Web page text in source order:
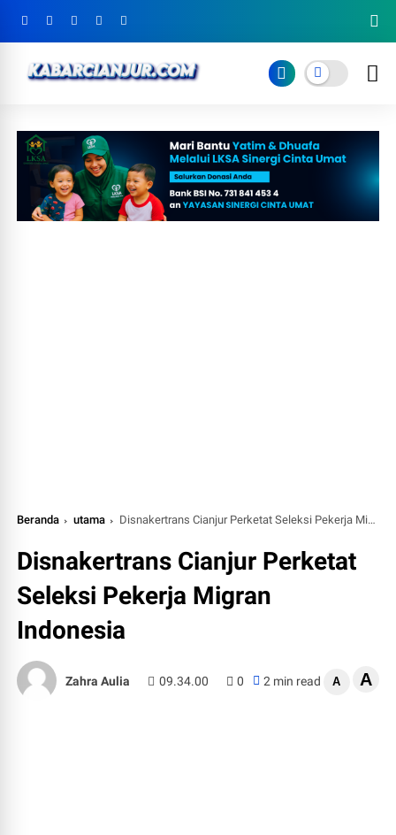
Beranda utama Disnakertrans Cianjur Perketat Seleksi Pekerja Migran Indonesia
Disnakertrans Cianjur Perketat
Seleksi Pekerja Migran
Indonesia
Zahra Aulia 09.34.00 0 2 min read A A